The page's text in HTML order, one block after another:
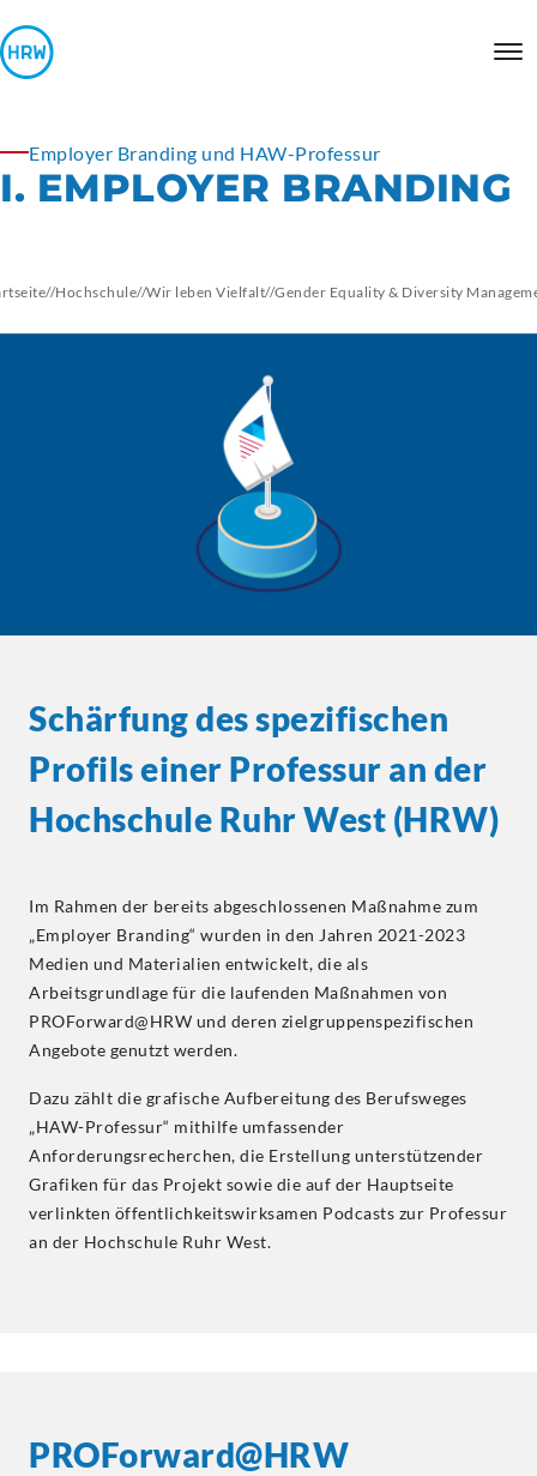
Employer Branding und HAW-Professur
I. EMPLOYER BRANDING
//Hochschule//Wir leben Vielfalt//Gender Equality & Diversity
Schärfung des spezifischen
Profils einer Professur an der
Hochschule Ruhr West (HRW)
Im Rahmen der bereits abgeschlossenen Maßnahme zum
„Employer Branding“ wurden in den Jahren 2021-2023
Medien und Materialien entwickelt, die als
Arbeitsgrundlage für die laufenden Maßnahmen von
PROForward@HRW und deren zielgruppenspezifischen
Angebote genutzt werden.
Dazu zählt die grafische Aufbereitung des Berufsweges
„HAW-Professur“ mithilfe umfassender
Anforderungsrecherchen, die Erstellung unterstützender
Grafiken für das Projekt sowie die auf der Hauptseite
verlinkten öffentlichkeitswirksamen Podcasts zur Professur
an der Hochschule Ruhr West.
PROForward@HRW